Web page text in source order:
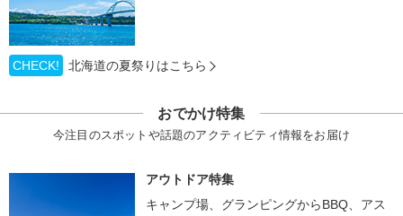
CHECK! 北海道の夏祭りはこちら
おでかけ特集
今注目のスポットや話題のアクティビティ情報をお届け
アウトドア特集
キャンプ場、グランピングからBBQ、アス